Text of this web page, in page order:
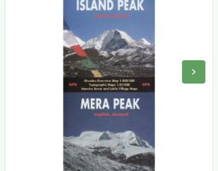
keyboard_arrow_right